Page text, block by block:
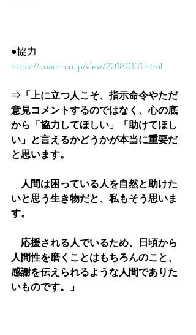
●協力
https://coach.co.jp/view/20180131.html
⇒「上に立つ人こそ、指示命令やただ
意見コメントするのではなく、心の底
から「協力してほしい」「助けてほし
い」と言えるかどうかが本当に重要だ
と思います。
人間は困っている人を自然と助けた
いと思う生き物だと、私もそう思いま
す。
応援される人でいるため、日頃から
人間性を磨くことはもちろんのこと、
感謝を伝えられるような人間でありた
いものです。」